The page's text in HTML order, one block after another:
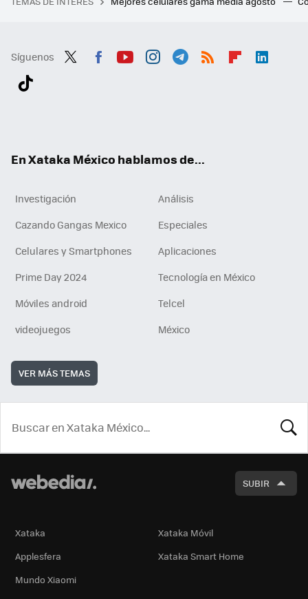
Síguenos
En Xataka México hablamos de...
Investigación
Análisis
Cazando Gangas Mexico
Especiales
Celulares y Smartphones
Aplicaciones
Prime Day 2024
Tecnología en México
Móviles android
Telcel
videojuegos
México
VER MÁS TEMAS
SUBIR
Xataka
Xataka Móvil
Applesfera
Xataka Smart Home
Mundo Xiaomi